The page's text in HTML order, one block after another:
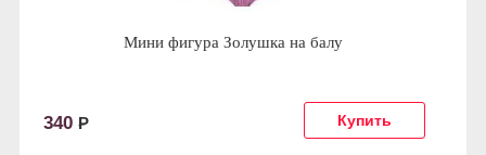
Мини фигура Золушка на балу
340 Р